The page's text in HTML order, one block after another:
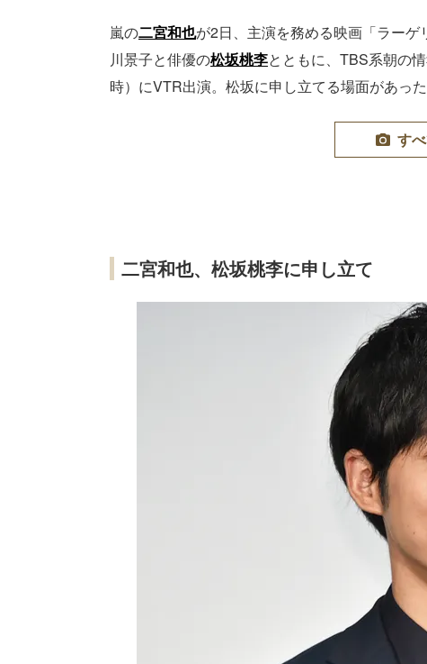
嵐の二宮和也が2日、主演を務める映画「ラー
川景子と俳優の松坂桃李とともに、TBS系朝の
時）にVTR出演。松坂に申し立てる場面があった
す
二宮和也、松坂桃李に申し立て